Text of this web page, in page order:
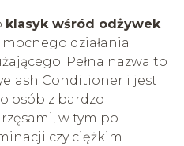
klasyk wśród odżywek
działania
Pełna nazwa to
Conditioner i jest
osób z bardzo
w tym po
czy ciężkim